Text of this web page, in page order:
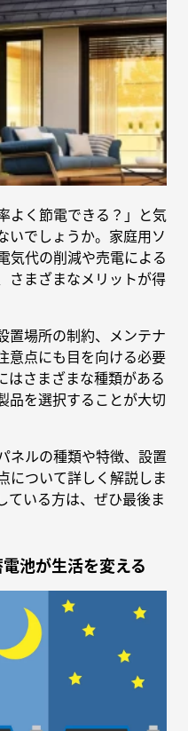
よく節電できる？」と気
いでしょうか。家庭用ソ
気代の削減や売電による
さまざまなメリットが得
置場所の制約、メンテナ
意点にも目を向ける必要
はさまざまな種類がある
品を選択することが大切
ネルの種類や特徴、設置
について詳しく解説しま
ている方は、ぜひ最後ま
池が生活を変える